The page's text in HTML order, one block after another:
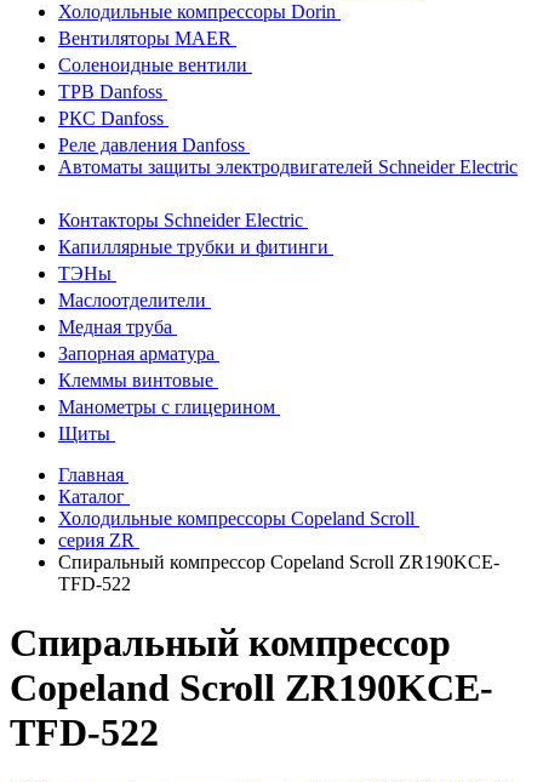
Холодильные компрессоры Dorin
Вентиляторы MAER
Соленоидные вентили
ТРВ Danfoss
РКС Danfoss
Реле давления Danfoss
Автоматы защиты электродвигателей Schneider Electric
Контакторы Schneider Electric
Капиллярные трубки и фитинги
ТЭНы
Маслоотделители
Медная труба
Запорная арматура
Клеммы винтовые
Манометры с глицерином
Щиты
Главная
Каталог
Холодильные компрессоры Copeland Scroll
серия ZR
Спиральный компрессор Copeland Scroll ZR190KCE-
TFD-522
Спиральный компрессор
Copeland Scroll ZR190KCE-
TFD-522